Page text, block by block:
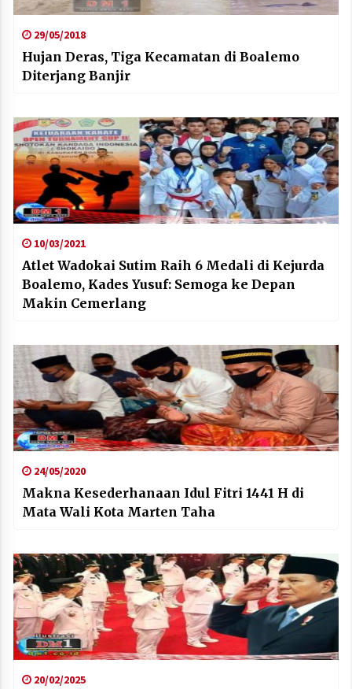
29/05/2018
Hujan Deras, Tiga Kecamatan di Boalemo
Diterjang Banjir
10/03/2021
Atlet Wadokai Sutim Raih 6 Medali di Kejurda
Boalemo, Kades Yusuf: Semoga ke Depan
Makin Cemerlang
24/05/2020
Makna Kesederhanaan Idul Fitri 1441 H di
Mata Wali Kota Marten Taha
20/02/2025